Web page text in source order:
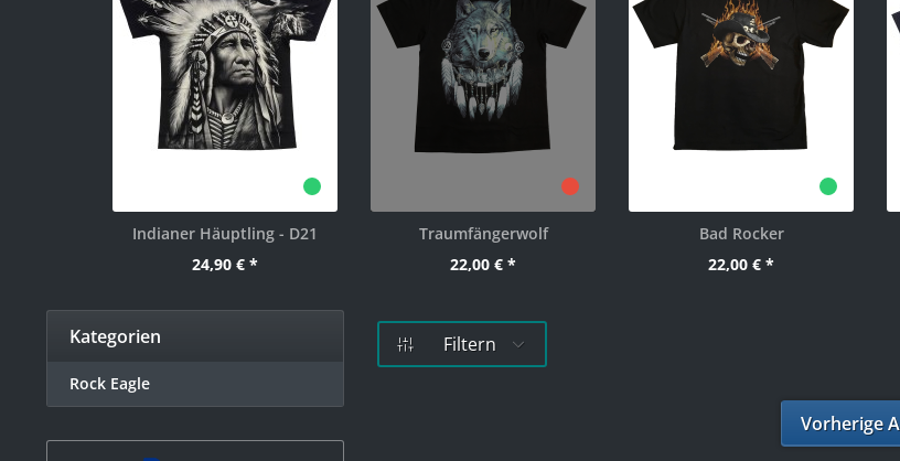
Indianer Häuptling - D21
24,90 € *
Traumfängerwolf
22,00 € *
Bad Rocker
22,00 € *
Kategorien
Rock Eagle
Filtern
Vorherige